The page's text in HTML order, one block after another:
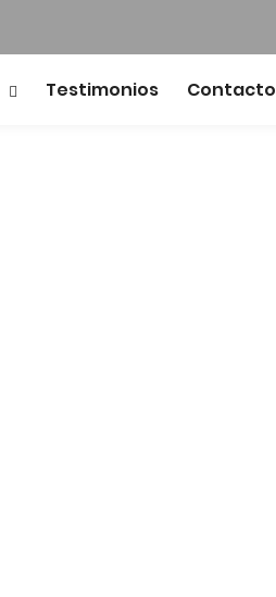
Testimonios Contacto